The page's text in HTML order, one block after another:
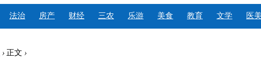
法治 房产 财经 三农 乐游 美食 教育 文学 医美
› 正文 ›